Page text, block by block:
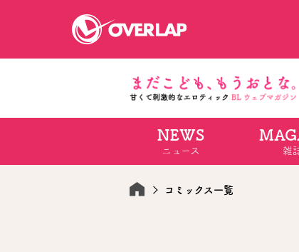
コミッククリエ
ラブパルフェ
ライトノ
ノベルス
ロサージュノベ
NEWS
ニュース 雑
コミックス一覧